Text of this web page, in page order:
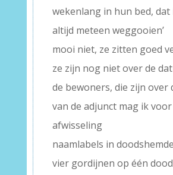
wekenlang in hun bed, dat
altijd meteen weggooien’
mooi niet, ze zitten goed
ze zijn nog niet over de
de bewoners, die zijn over
van de adjunct mag ik voor
afwisseling
naamlabels in
vier gordijnen op één